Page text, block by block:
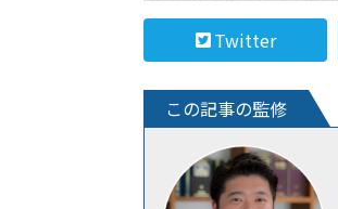
Twitter
この記事の監修